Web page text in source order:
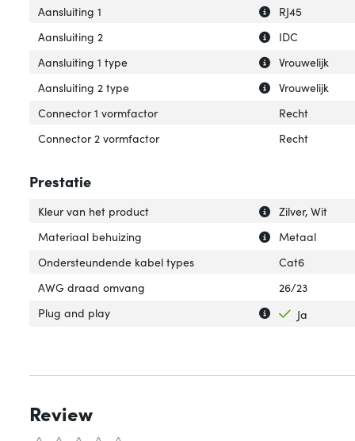
Uitleg over
Verberg uitleg
Aansluiting 1
RJ45
Uitleg over
Verberg uitleg
Aansluiting 2
IDC
Uitleg over
Verberg uitleg
Aansluiting 1 type
Vrouwelijk
Uitleg over
Verberg uitleg
Aansluiting 2 type
Vrouwelijk
Connector 1 vormfactor
Recht
Connector 2 vormfactor
Recht
Prestatie
Uitleg over
Verberg uitleg
Kleur van het product
Zilver, Wit
Uitleg over
Verberg uitleg
Materiaal behuizing
Metaal
Ondersteundende kabel types
Cat6
AWG draad omvang
26/23
Uitleg over 'Plug
Verberg uitleg
Plug and play Ja
Review